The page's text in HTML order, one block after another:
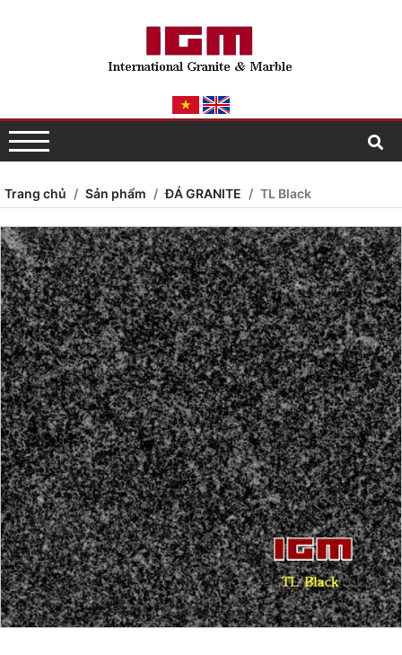
Trang chủ Sản phẩm ĐÁ GRANITE TL Black